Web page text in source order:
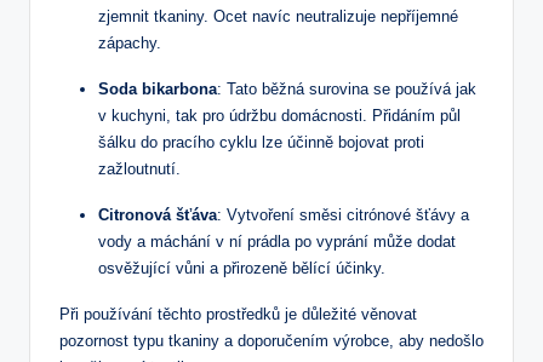
zjemnit tkaniny. Ocet navíc neutralizuje nepříjemné
zápachy.
Soda bikarbona: Tato běžná surovina se používá jak
v kuchyni, tak pro údržbu domácnosti. Přidáním půl
šálku do pracího cyklu lze účinně bojovat proti
zažloutnutí.
Citronová šťáva: Vytvoření směsi citrónové šťávy a
vody a máchání v ní prádla po vyprání může dodat
osvěžující vůni a přirozeně bělící účinky.
Při používání těchto prostředků je důležité věnovat
pozornost typu tkaniny a doporučením výrobce, aby nedošlo